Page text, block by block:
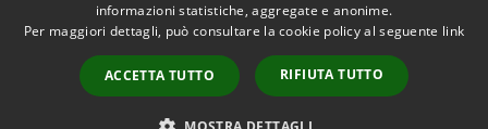
RSS
Accessibilità
Copyright © 2026 • Comune di
Todi • Powered by
Municipium•
Accesso
redazione
informazioni statistiche, aggregate e anonime.
Per maggiori dettagli, può consultare la cookie policy al seguente link
ACCETTA TUTTO RIFIUTA TUTTO